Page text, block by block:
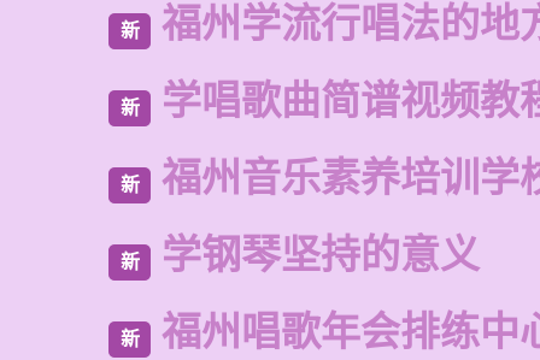
新 福州学流行唱法的地
新 学唱歌曲简谱视频教
新 福州音乐素养培训学
新 学钢琴坚持的意义
新 福州唱歌年会排练中